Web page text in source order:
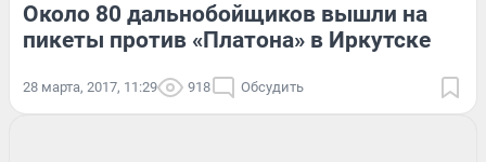
Около 80 дальнобойщиков вышли на
пикеты против «Платона» в Иркутске
28 марта, 2017, 11:29 918 Обсудить